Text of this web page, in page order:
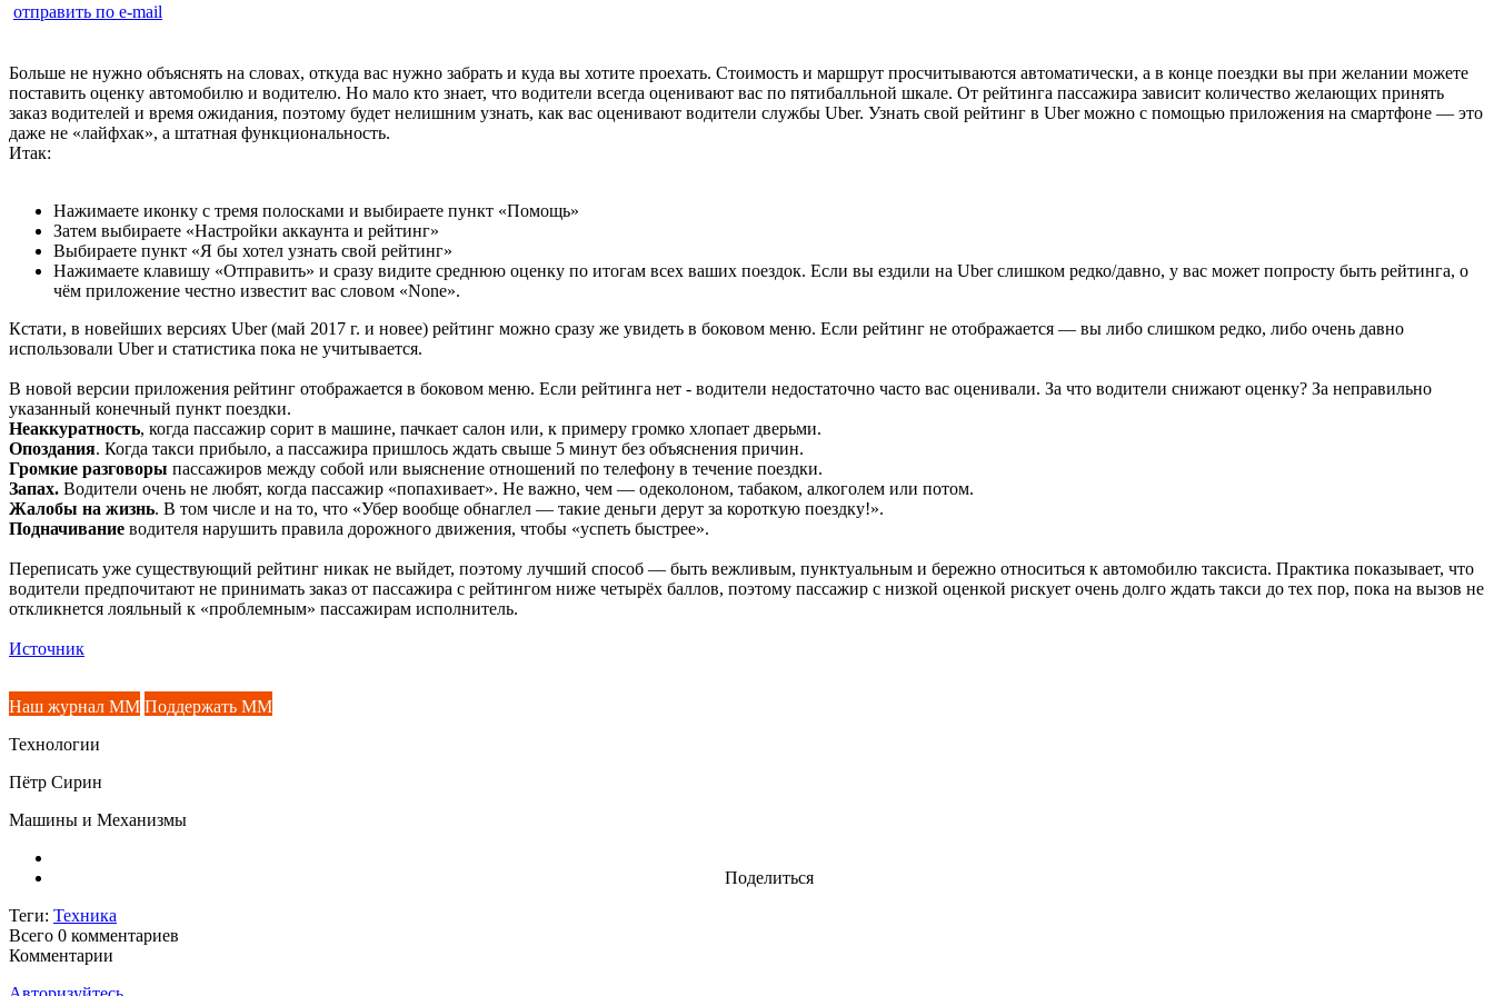
отправить по e-mail
Больше не нужно объяснять на словах, откуда вас нужно забрать и куда вы хотите проехать. Стоимость и маршрут просчитываются автоматически, а в конце поездки вы при желании можете
поставить оценку автомобилю и водителю. Но мало кто знает, что водители всегда оценивают вас по пятибалльной шкале. От рейтинга пассажира зависит количество желающих принять
заказ водителей и время ожидания, поэтому будет нелишним узнать, как вас оценивают водители службы Uber. Узнать свой рейтинг в Uber можно с помощью приложения на смартфоне — это
даже не «лайфхак», а штатная функциональность.
Итак:
Нажимаете иконку с тремя полосками и выбираете пункт «Помощь»
Затем выбираете «Настройки аккаунта и рейтинг»
Выбираете пункт «Я бы хотел узнать свой рейтинг»
Нажимаете клавишу «Отправить» и сразу видите среднюю оценку по итогам всех ваших поездок. Если вы ездили на Uber слишком редко/давно, у вас может попросту быть рейтинга, о
чём приложение честно известит вас словом «None».
Кстати, в новейших версиях Uber (май 2017 г. и новее) рейтинг можно сразу же увидеть в боковом меню. Если рейтинг не отображается — вы либо слишком редко, либо очень давно
использовали Uber и статистика пока не учитывается.
В новой версии приложения рейтинг отображается в боковом меню. Если рейтинга нет - водители недостаточно часто вас оценивали. За что водители снижают оценку? За неправильно
указанный конечный пункт поездки.
Неаккуратность, когда пассажир сорит в машине, пачкает салон или, к примеру громко хлопает дверьми.
Опоздания. Когда такси прибыло, а пассажира пришлось ждать свыше 5 минут без объяснения причин.
Громкие разговоры пассажиров между собой или выяснение отношений по телефону в течение поездки.
Запах. Водители очень не любят, когда пассажир «попахивает». Не важно, чем — одеколоном, табаком, алкоголем или потом.
Жалобы на жизнь. В том числе и на то, что «Убер вообще обнаглел — такие деньги дерут за короткую поездку!».
Подначивание водителя нарушить правила дорожного движения, чтобы «успеть быстрее».
Переписать уже существующий рейтинг никак не выйдет, поэтому лучший способ — быть вежливым, пунктуальным и бережно относиться к автомобилю таксиста. Практика показывает, что
водители предпочитают не принимать заказ от пассажира с рейтингом ниже четырёх баллов, поэтому пассажир с низкой оценкой рискует очень долго ждать такси до тех пор, пока на вызов не
откликнется лояльный к «проблемным» пассажирам исполнитель.
Источник
Наш журнал ММ Поддержать ММ
Технологии
Пётр Сирин
Машины и Механизмы
Поделиться
Теги: Техника
Всего 0 комментариев
Комментарии